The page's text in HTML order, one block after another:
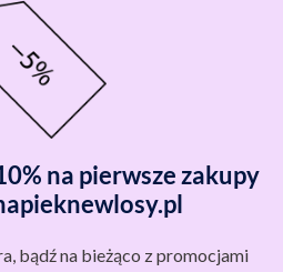
na pierwsze zakupy
bądź na bieżąco z promocjami